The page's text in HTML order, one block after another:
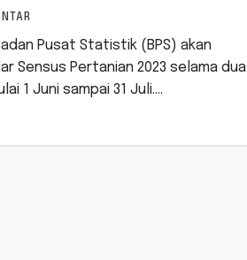
Badan Pusat Statistik (BPS) akan
Sensus Pertanian 2023 selama dua
1 Juni sampai 31 Juli.…